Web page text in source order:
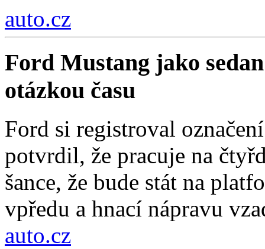
auto.cz
Ford Mustang jako
otázkou času
Ford si registroval
potvrdil, že pracuje na
šance, že bude stát na
vpředu a hnací nápravu
auto.cz